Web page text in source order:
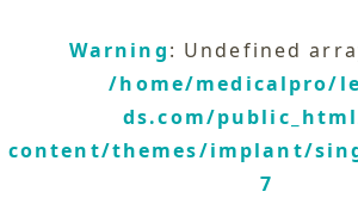
Warning: Undefined
/home/medicalpro/
ds.com/
content/themes/implant/
7